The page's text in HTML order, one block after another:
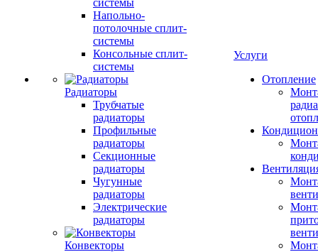
системы
Напольно-
потолочные сплит-
системы
Консольные сплит-
системы
Радиаторы
Трубчатые
радиаторы
Профильные
радиаторы
Секционные
радиаторы
Чугунные
радиаторы
Электрические
радиаторы
Конвекторы
Услуги
Отопление